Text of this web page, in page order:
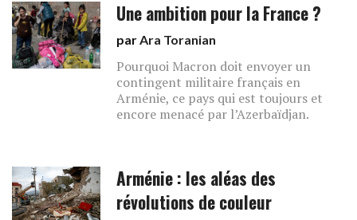
Une ambition pour la France ?
parAra Toranian
Pourquoi Macron doit envoyer un
contingent militaire français en
Arménie, ce pays qui est toujours et
encore menacé par l’Azerbaïdjan.
Arménie : les aléas des
révolutions de couleur